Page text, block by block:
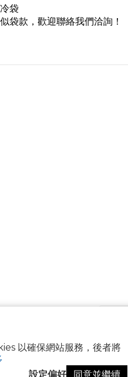
以確保網站服務，後者將
設定偏好
同意並繼續
袋
袋款，歡迎聯絡我們洽詢！